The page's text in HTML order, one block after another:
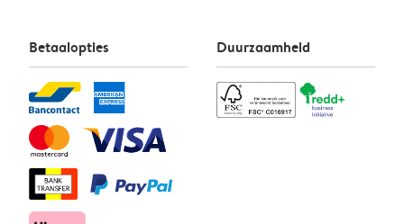
Betaalopties Duurzaamheid